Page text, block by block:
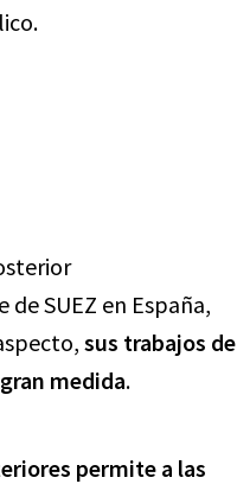
SUEZ en España,
sus trabajos de
medida.
permite a las